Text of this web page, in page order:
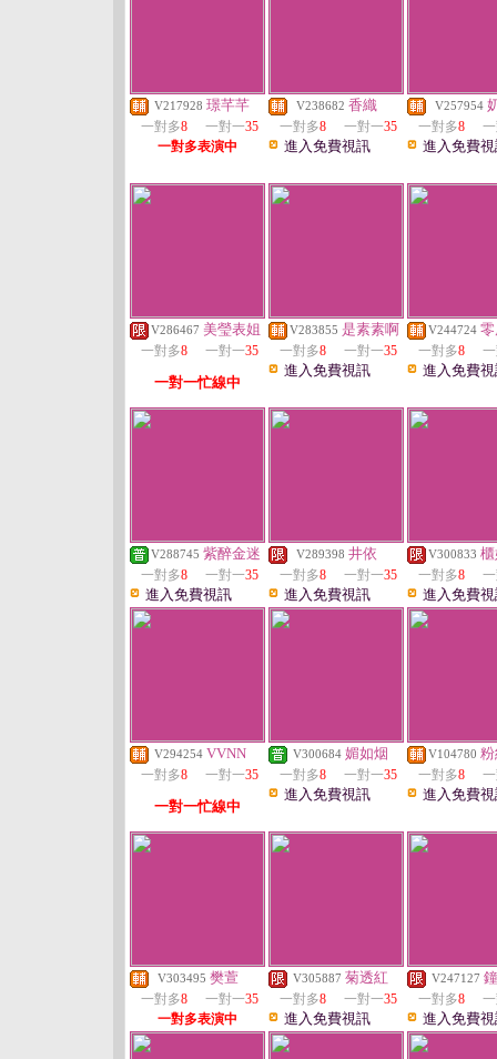
V217928 璟芊芊
一對多8 一對一35
一對多表演中
V238682 香織
一對多8 一對一35
進入免費視訊
V257954
一對多8
進入免費
V286467 美瑩表姐
一對多8 一對一35
一對一忙線中
V283855 是素素啊
一對多8 一對一35
進入免費視訊
V244724
一對多8
進入免費
V288745 紫醉金迷
一對多8 一對一35
進入免費視訊
V289398 井依
一對多8 一對一35
進入免費視訊
V300833
一對多8
進入免費
V294254 VVNN
一對多8 一對一35
一對一忙線中
V300684 媚如烟
一對多8 一對一35
進入免費視訊
V104780
一對多8
進入免費
V303495 樊萱
一對多8 一對一35
一對多表演中
V305887 菊透紅
一對多8 一對一35
進入免費視訊
V247127
一對多8
進入免費